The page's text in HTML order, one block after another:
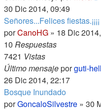
30 Dic 2014, 09:49
Señores...Felices fiestas.¡¡¡¡
porCanoHG » 18 Dic
10 Respuestas
7421 Vistas
Último mensajeporguti-
26 Dic 2014, 22:17
Bosque Inundado
porGoncaloSilvestre » 30